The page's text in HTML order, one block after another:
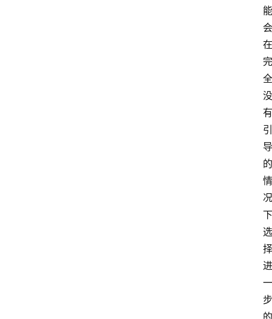
能
会
在
完
全
没
有
引
导
的
情
况
下
选
择
进
一
步
的